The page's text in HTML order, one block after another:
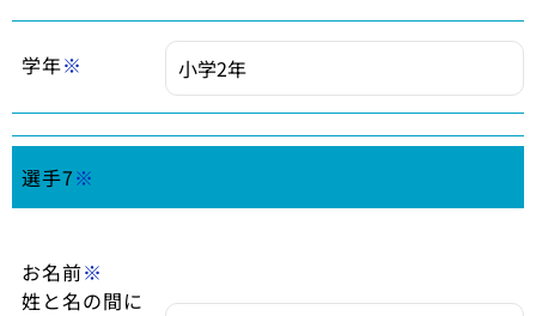
学年※
選手7※
お名前※
姓と名の間に